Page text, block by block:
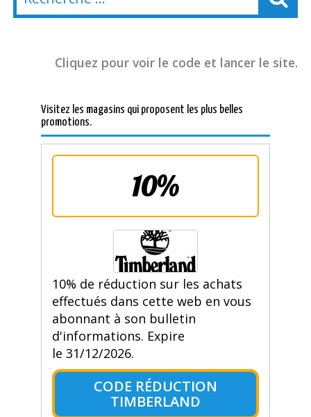
Cliquez pour voir le code et lancer le site.
Visitez les magasins qui proposent les plus belles
promotions.
10%
10% de réduction sur les achats
effectués dans cette web en vous
abonnant à son bulletin
d'informations. Expire
le 31/12/2026.
CODE RÉDUCTION
TIMBERLAND